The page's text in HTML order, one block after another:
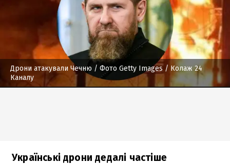
Дрони атакували Чечню / Фото Getty Images / Колаж 24
Каналу
Українські дрони дедалі частіше